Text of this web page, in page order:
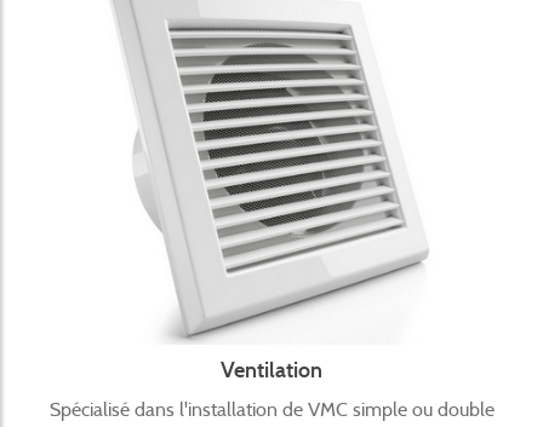
Ventilation
Spécialisé dans l'installation de VMC simple ou double